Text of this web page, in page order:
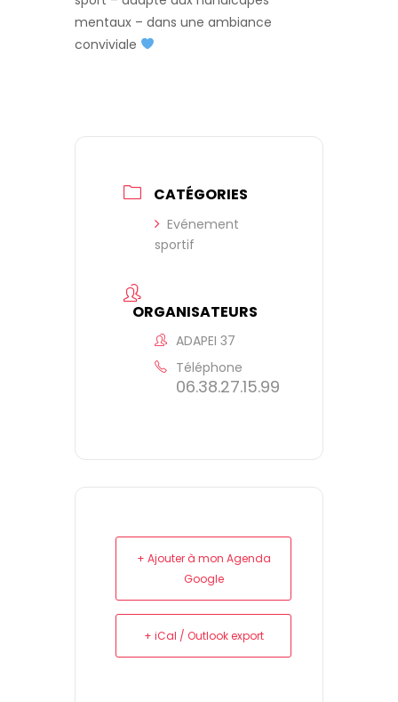
mentaux – dans une ambiance
conviviale
CATÉGORIES
Evénement
sportif
ORGANISATEURS
ADAPEI 37
Téléphone
06.38.27.15.99
+ Ajouter à mon Agenda
Google
+ iCal / Outlook export